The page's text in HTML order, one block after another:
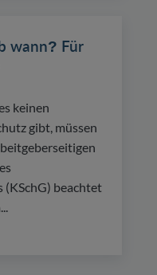
wann? Für
keinen
gibt, müssen
(KSchG) beachtet